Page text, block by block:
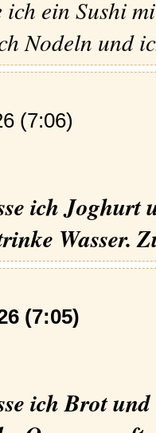
ich ein Sushi
Nodeln und
(7:06)
ich
Wasser.
(7:05)
ich Brot